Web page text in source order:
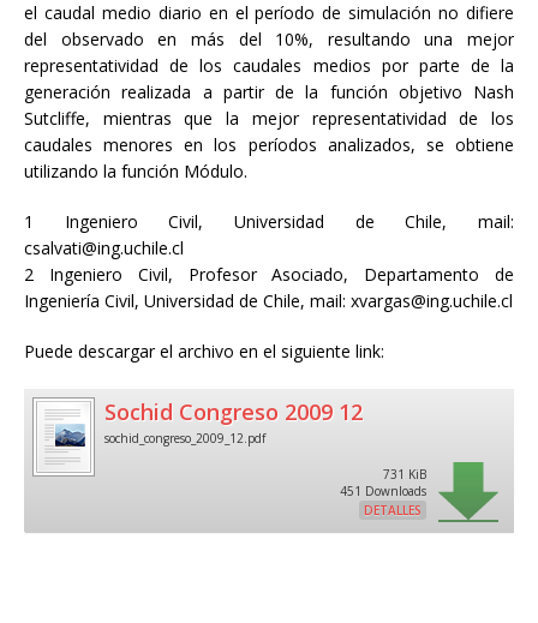
el caudal medio diario en el período de simulación no difiere
del observado en más del 10%, resultando una mejor
representatividad de los caudales medios por parte de la
generación realizada a partir de la función objetivo Nash
Sutcliffe, mientras que la mejor representatividad de los
caudales menores en los períodos analizados, se obtiene
utilizando la función Módulo.
1 Ingeniero Civil, Universidad de Chile, mail:
csalvati@ing.uchile.cl
2 Ingeniero Civil, Profesor Asociado, Departamento de
Ingeniería Civil, Universidad de Chile, mail: xvargas@ing.uchile.cl
Puede descargar el archivo en el siguiente link:
Sochid Congreso 2009 12
sochid_congreso_2009_12.pdf
731 KiB
451 Downloads
DETALLES